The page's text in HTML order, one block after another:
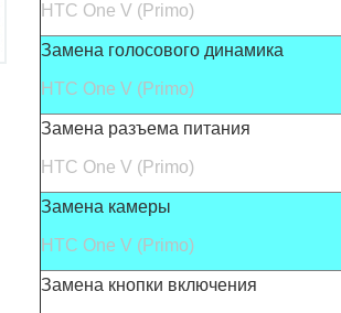
HTC One V (Primo)
Замена голосового динамика
HTC One V (Primo)
Замена разъема питания
HTC One V (Primo)
Замена камеры
HTC One V (Primo)
Замена кнопки включения